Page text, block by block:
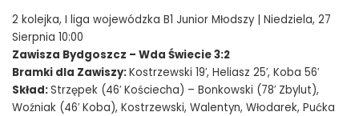
2 kolejka, I liga wojewódzka B1 Junior Młodszy | Niedziela, 27
Sierpnia 10:00
Zawisza Bydgoszcz – Wda Świecie 3:2
Bramki dla Zawiszy:Kostrzewski 19′, Heliasz 25′, Koba 56′
Skład:Strzępek (46′ Kościecha) – Bonkowski (78′ Zbylut),
Woźniak (46′ Koba), Kostrzewski, Walentyn, Włodarek, Pućka